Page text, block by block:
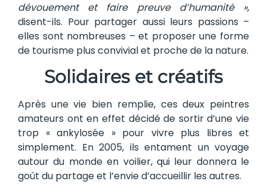
dévouement et faire preuve d’humanité »,
disent-ils. Pour partager aussi leurs passions –
elles sont nombreuses – et proposer une forme
de tourisme plus convivial et proche de la nature.
Solidaires et créatifs
Après une vie bien remplie, ces deux peintres
amateurs ont en effet décidé de sortir d’une vie
trop « ankylosée » pour vivre plus libres et
simplement. En 2005, ils entament un voyage
autour du monde en voilier, qui leur donnera le
goût du partage et l’envie d’accueillir les autres.